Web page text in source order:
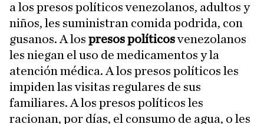
a los presos políticos venezolanos, adultos y
niños, les suministran comida podrida, con
gusanos. A los presos políticosvenezolanos
les niegan el uso de medicamentos y la
atención médica. A los presos políticos les
impiden las visitas regulares de sus
familiares. A los presos políticos les
racionan, por días, el consumo de agua, o les